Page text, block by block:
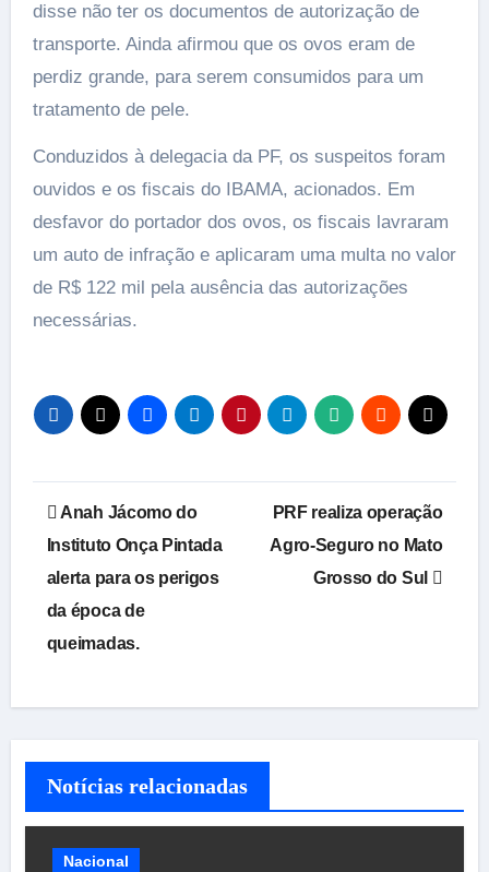
disse não ter os documentos de autorização de
transporte. Ainda afirmou que os ovos eram de
perdiz grande, para serem consumidos para um
tratamento de pele.
Conduzidos à delegacia da PF, os suspeitos foram
ouvidos e os fiscais do IBAMA, acionados. Em
desfavor do portador dos ovos, os fiscais lavraram
um auto de infração e aplicaram uma multa no valor
de R$ 122 mil pela ausência das autorizações
necessárias.
Navegação
de
Post
Anah Jácomo do
Instituto Onça Pintada
alerta para os perigos
da época de
queimadas.
PRF realiza operação
Agro-Seguro no Mato
Grosso do Sul
Notícias relacionadas
Nacional